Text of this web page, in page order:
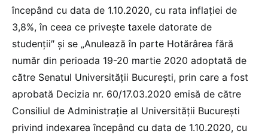
începând cu data de 1.10.2020, cu rata inflaţiei de
3,8%, în ceea ce priveşte taxele datorate de
studenţii″ și se „Anulează în parte Hotărârea fără
număr din perioada 19-20 martie 2020 adoptată de
către Senatul Universităţii Bucureşti, prin care a fost
aprobată Decizia nr. 60/17.03.2020 emisă de către
Consiliul de Administraţie al Universităţii Bucureşti
privind indexarea începând cu data de 1.10.2020, cu